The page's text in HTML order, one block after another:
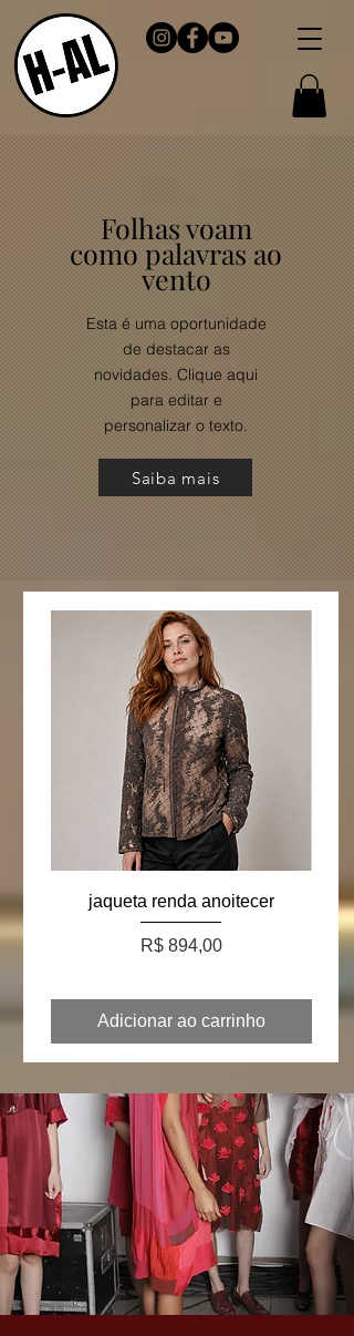
Folhas voam
como palavras ao
vento
Esta é uma oportunidade
de destacar as
novidades. Clique aqui
para editar e
personalizar o texto.
Saiba mais
jaqueta renda anoitecer
Preço
R$ 894,00
Adicionar ao carrinho